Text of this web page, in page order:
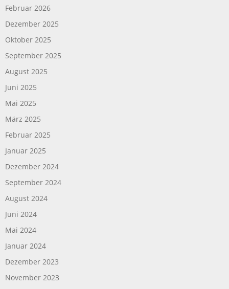
Februar 2026
Dezember 2025
Oktober 2025
September 2025
August 2025
Juni 2025
Mai 2025
März 2025
Februar 2025
Januar 2025
Dezember 2024
September 2024
August 2024
Juni 2024
Mai 2024
Januar 2024
Dezember 2023
November 2023